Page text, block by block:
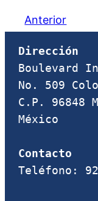
Anterior
Dirección
Boulevard
No. 509
C.P. 96848
México
Contacto
Teléfono: